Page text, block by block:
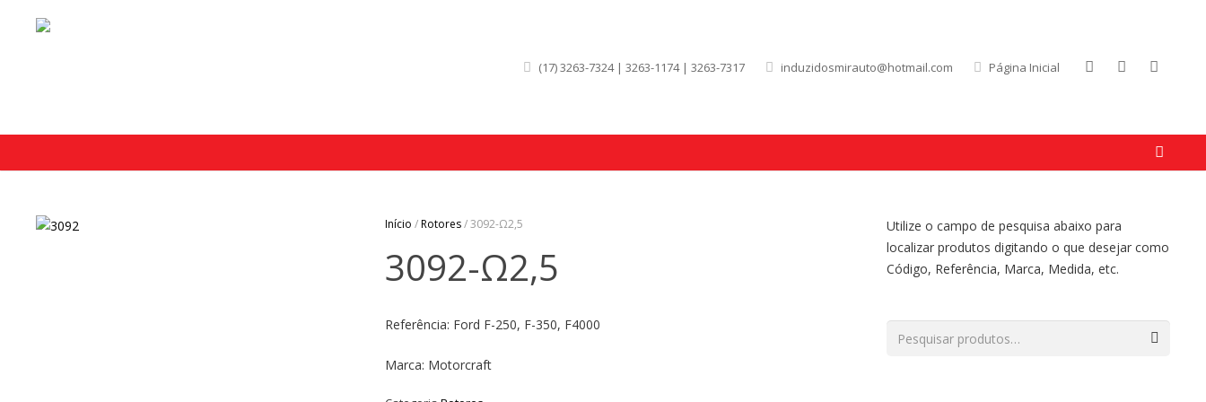
(17) 3263-7324 | 3263-1174 | 3263-7317 induzidosmirauto@hotmail.com Página Inicial
Início /Rotores/ 3092-Ω2,5
3092-Ω2,5
Referência: Ford F-250, F-350, F4000
Marca: Motorcraft
Utilize o campo de pesquisa abaixo para
localizar produtos digitando o que desejar como
Código, Referência, Marca, Medida, etc.